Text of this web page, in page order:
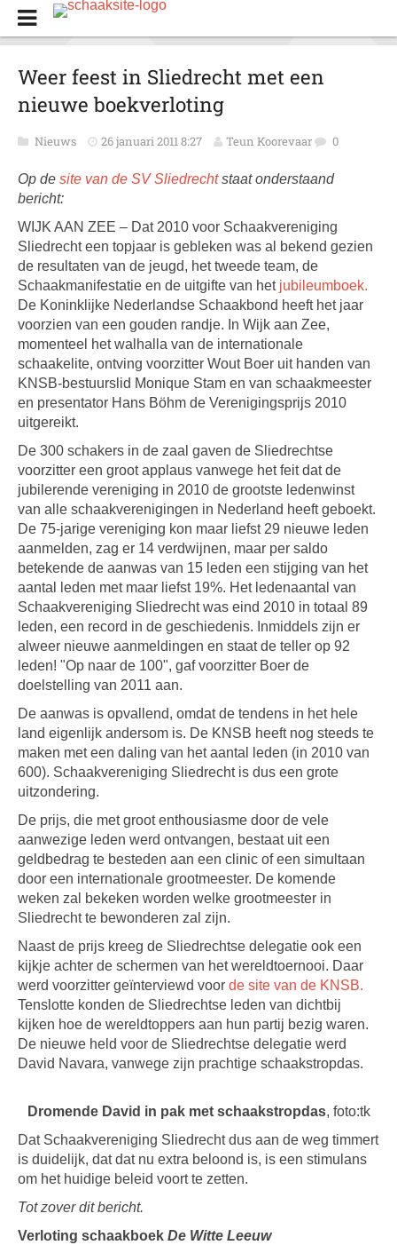
Weer feest in Sliedrecht met een
nieuwe boekverloting
Nieuws 26 januari 2011 8:27 Teun Koorevaar 0
Op de site van de SV Sliedrechtstaat onderstaand
bericht:
WIJK AAN ZEE – Dat 2010 voor Schaakvereniging
Sliedrecht een topjaar is gebleken was al bekend gezien
de resultaten van de jeugd, het tweede team, de
Schaakmanifestatie en de uitgifte van het jubileumboek.
De Koninklijke Nederlandse Schaakbond heeft het jaar
voorzien van een gouden randje. In Wijk aan Zee,
momenteel het walhalla van de internationale
schaakelite, ontving voorzitter Wout Boer uit handen van
KNSB-bestuurslid Monique Stam en van schaakmeester
en presentator Hans Böhm de Verenigingsprijs 2010
uitgereikt.
De 300 schakers in de zaal gaven de Sliedrechtse
voorzitter een groot applaus vanwege het feit dat de
jubilerende vereniging in 2010 de grootste ledenwinst
van alle schaakverenigingen in Nederland heeft geboekt.
De 75-jarige vereniging kon maar liefst 29 nieuwe leden
aanmelden, zag er 14 verdwijnen, maar per saldo
betekende de aanwas van 15 leden een stijging van het
aantal leden met maar liefst 19%. Het ledenaantal van
Schaakvereniging Sliedrecht was eind 2010 in totaal 89
leden, een record in de geschiedenis. Inmiddels zijn er
alweer nieuwe aanmeldingen en staat de teller op 92
leden! "Op naar de 100", gaf voorzitter Boer de
doelstelling van 2011 aan.
De aanwas is opvallend, omdat de tendens in het hele
land eigenlijk andersom is. De KNSB heeft nog steeds te
maken met een daling van het aantal leden (in 2010 van
600). Schaakvereniging Sliedrecht is dus een grote
uitzondering.
De prijs, die met groot enthousiasme door de vele
aanwezige leden werd ontvangen, bestaat uit een
geldbedrag te besteden aan een clinic of een simultaan
door een internationale grootmeester. De komende
weken zal bekeken worden welke grootmeester in
Sliedrecht te bewonderen zal zijn.
Naast de prijs kreeg de Sliedrechtse delegatie ook een
kijkje achter de schermen van het wereldtoernooi. Daar
werd voorzitter geïnterviewd voor de site van de KNSB.
Tenslotte konden de Sliedrechtse leden van dichtbij
kijken hoe de wereldtoppers aan hun partij bezig waren.
De nieuwe held voor de Sliedrechtse delegatie werd
David Navara, vanwege zijn prachtige schaakstropdas.
Dromende David in pak met schaakstropdas, foto:tk
Dat Schaakvereniging Sliedrecht dus aan de weg timmert
is duidelijk, dat dat nu extra beloond is, is een stimulans
om het huidige beleid voort te zetten.
Tot zover dit bericht.
Verloting schaakboek De Witte Leeuw